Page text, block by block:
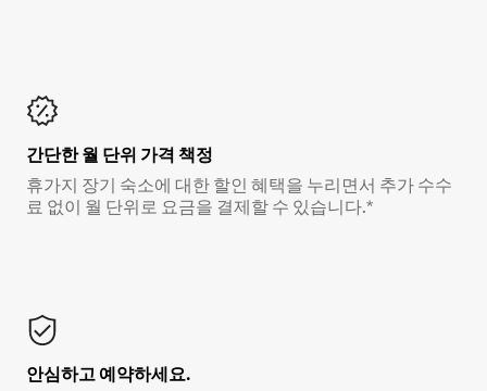
간단한 월 단위 가격 책정
휴가지 장기 숙소에 대한 할인 혜택을 누리면서 추가 수수
료 없이 월 단위로 요금을 결제할 수 있습니다.*
안심하고 예약하세요.